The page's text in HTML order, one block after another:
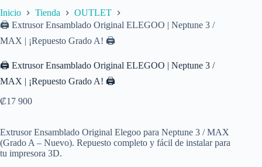
Inicio Tienda
OUTLET
🖨️ Extrusor Ensamblado Original ELEGOO | Neptune 3 /
MAX | ¡Repuesto Grado A! 🖨️
🖨️ Extrusor Ensamblado Original ELEGOO | Neptune 3 /
MAX | ¡Repuesto Grado A! 🖨️
₡17 900
Extrusor Ensamblado Original Elegoo para Neptune 3 / MAX
(Grado A – Nuevo). Repuesto completo y fácil de instalar para
tu impresora 3D.